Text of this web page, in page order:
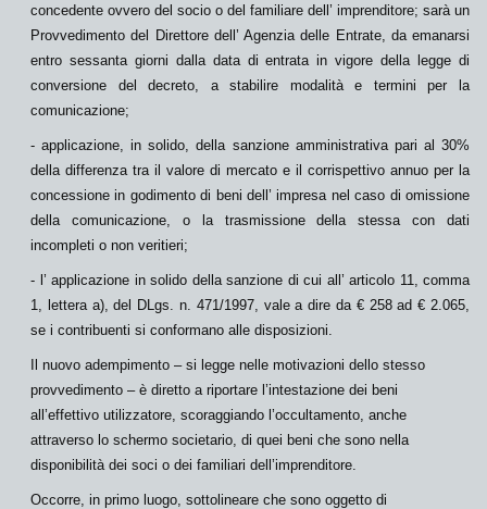
concedente ovvero del socio o del familiare dell’ imprenditore; sarà un
Provvedimento del Direttore dell’ Agenzia delle Entrate, da emanarsi
entro sessanta giorni dalla data di entrata in vigore della legge di
conversione del decreto, a stabilire modalità e termini per la
comunicazione;
- applicazione, in solido, della sanzione amministrativa pari al 30%
della differenza tra il valore di mercato e il corrispettivo annuo per la
concessione in godimento di beni dell’ impresa nel caso di omissione
della comunicazione, o la trasmissione della stessa con dati
incompleti o non veritieri;
- l’ applicazione in solido della sanzione di cui all’ articolo 11, comma
1, lettera a), del DLgs. n. 471/1997, vale a dire da € 258 ad € 2.065,
se i contribuenti si conformano alle disposizioni.
Il nuovo adempimento – si legge nelle motivazioni dello stesso
provvedimento – è diretto a riportare l’intestazione dei beni
all’effettivo utilizzatore , scoraggiando l’occultamento, anche
attraverso lo schermo societario , di quei beni che sono nella
disponibilità dei soci o dei familiari dell’imprenditore.
Occorre, in primo luogo, sottolineare che sono oggetto di